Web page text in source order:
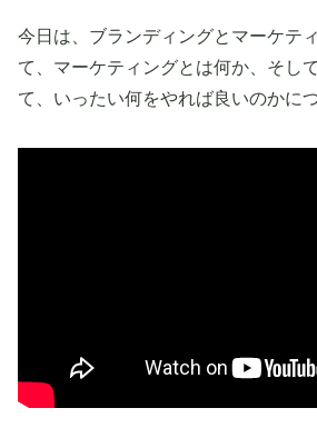
今日は、ブランディングとマーケテ
て、マーケティングとは何か、そし
て、いったい何をやれば良いのかに